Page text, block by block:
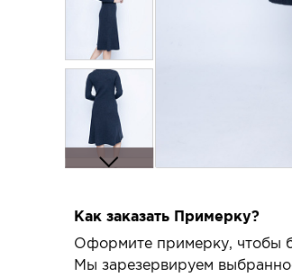
Как заказать Примерку?
Оформите примерку, чтобы
Мы зарезервируем